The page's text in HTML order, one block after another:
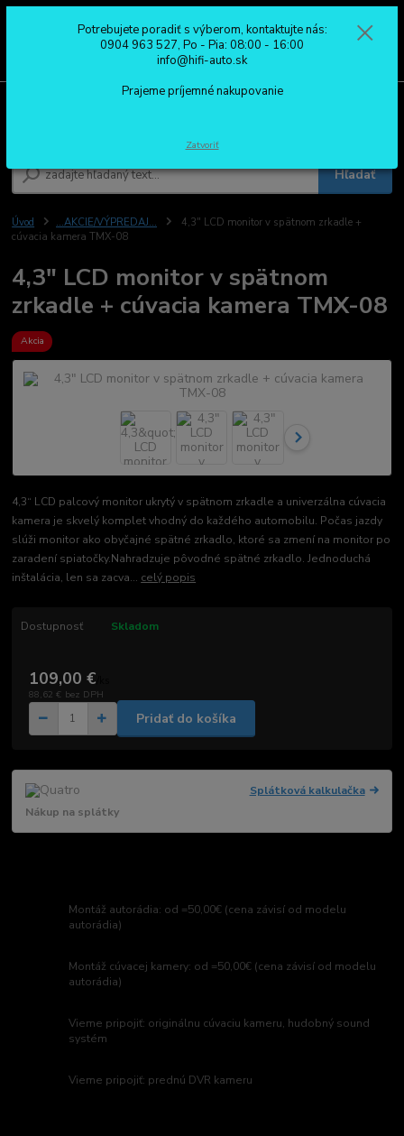
Hľadať
0904 963 527
Po - Pia: 08:00 - 16:00
Úvod ...AKCIE/VÝPREDAJ...
4,3" LCD monitor v spätnom zrkadle +
cúvacia kamera TMX-08
4,3" LCD monitor v spätnom
zrkadle + cúvacia kamera TMX-08
Akcia
4,3“ LCD palcový monitor ukrytý v spätnom zrkadle a univerzálna cúvacia
kamera je skvelý komplet vhodný do každého automobilu. Počas jazdy
slúži monitor ako obyčajné spätné zrkadlo, ktoré sa zmení na monitor po
zaradení spiatočky.Nahradzuje pôvodné spätné zrkadlo. Jednoduchá
inštalácia, len sa zacva... celý popis
Dostupnosť Skladom
109,00 €
88,62 € bez DPH
Pridať do košíka
Splátková kalkulačka
Nákup na splátky
Montáž autorádia: od =50,00€ (cena závisí od modelu
autorádia)
Montáž cúvacej kamery: od =50,00€ (cena závisí od modelu
autorádia)
Vieme pripojiť: originálnu cúvaciu kameru, hudobný sound
systém
Vieme pripojiť: prednú DVR kameru
Potrebujete poradiť s výberom, kontaktujte nás:
0904 963 527, Po - Pia: 08:00 - 16:00
info@hifi-auto.sk
Prajeme príjemné nakupovanie
Zatvoriť